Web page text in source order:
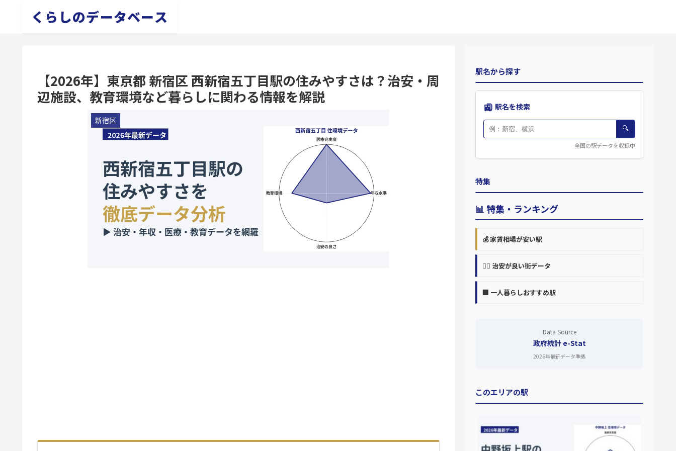
くらしのデータベース
【2026年】東京都 新宿区 西新宿五丁目駅の住みやすさは？治安・周
辺施設、教育環境など暮らしに関わる情報を解説
新宿区
駅名から探す
🚉 駅名を検索
🔍
全国の駅データを収録中
特集
📊 特集・ランキング
💰 家賃相場が安い駅
👮‍♀️ 治安が良い街データ
🏢 一人暮らしおすすめ駅
Data Source
政府統計 e-Stat
2026年最新データ準拠
このエリアの駅